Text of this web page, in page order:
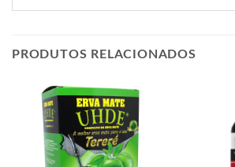
PRODUTOS RELACIONADOS